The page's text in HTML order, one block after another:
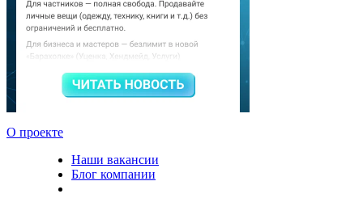
О проекте
Наши вакансии
Блог компании